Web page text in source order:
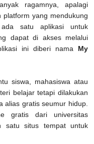
ragamnya, apalagi
yang mendukung
satu aplikasi untuk
dapat di akses melalui
ini diberi nama My
siswa, mahasiswa atau
belajar tetapi dilakukan
alias gratis seumur hidup.
gratis dari universitas
satu situs tempat untuk